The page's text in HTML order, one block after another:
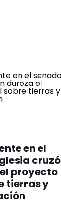
en el
cruzó
proyecto
tierras y